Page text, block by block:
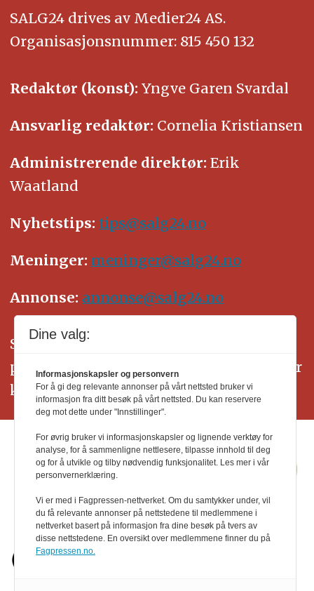
SALG24 drives av Medier24 AS.
Organisasjonsnummer: 815 450 132
Redaktør (konst): Yngve Garen Svardal
Ansvarlig redaktør: Cornelia Kristiansen
Administrerende direktør: Erik
Waatland
Nyhetstips: tips@salg24.no
Meninger: meninger@salg24.no
Annonse: annonse@salg24.no
SALG24 arbeider etter Vær Varsom-
plakatens regler for god presseskikk. Her
kan du lese mer omPFUsarbeid.
Dine valg:
Informasjonskapsler og personvern
For å gi deg relevante annonser på vårt nettsted bruker vi
informasjon fra ditt besøk på vårt nettsted. Du kan reservere
deg mot dette under "Innstillinger".
For øvrig bruker vi informasjonskapsler og lignende verktøy for
analyse, for å sammenligne nettlesere, tilpasse innhold til deg
og for å utvikle og tilby nødvendig funksjonalitet. Les mer i vår
personvernerklæring.
Vi er med i Fagpressen-nettverket. Om du samtykker under, vil
du få relevante annonser på nettstedene til medlemmene i
nettverket basert på informasjon fra dine besøk på tvers av
disse nettstedene. En oversikt over medlemmene finner du på
Fagpressen.no.